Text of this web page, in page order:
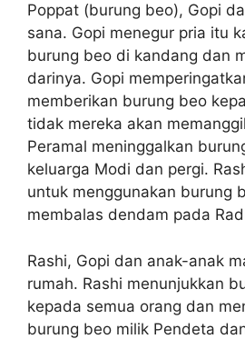
Poppat (burung beo), Gopi
sana. Gopi menegur pria itu
burung beo di kandang dan
darinya. Gopi
memberikan burung beo
tidak mereka akan
Peramal meninggalkan
keluarga Modi dan pergi.
untuk menggunakan burung
membalas dendam pada
Rashi, Gopi dan anak-anak
rumah. Rashi menunjukkan
kepada semua orang dan
burung beo milik Pendeta